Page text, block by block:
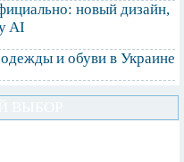
новый дизайн,
AI
и обуви в Украине